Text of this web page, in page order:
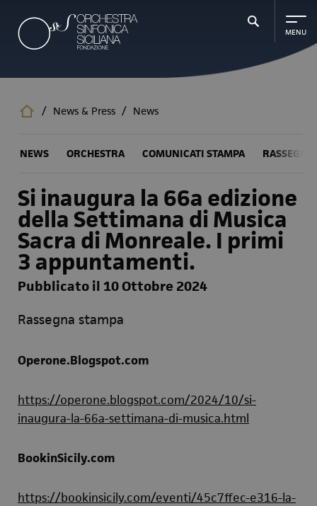
contenuto
principale
/ News & Press / News
NEWS ORCHESTRA COMUNICATI STAMPA
Si inaugura la 66a edizione
della Settimana di Musica
Sacra di Monreale. I primi
3 appuntamenti.
Pubblicato il 10 Ottobre 2024
Rassegna stampa
Operone.Blogspot.com
https://operone.blogspot.com/2024/10/si-
inaugura-la-66a-settimana-di-musica.html
BookinSicily.com
https://bookinsicily.com/eventi/45c7ffec-e316-la-